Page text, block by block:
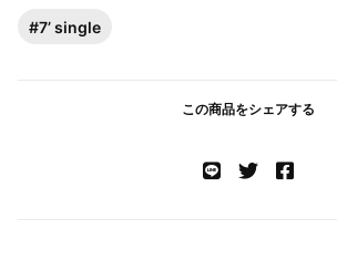
#7’ single
この商品をシェアする